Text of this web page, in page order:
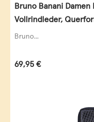
Bruno Banani
Vollrindleder,
Bruno...
Regulärer Preis:
69,95 €